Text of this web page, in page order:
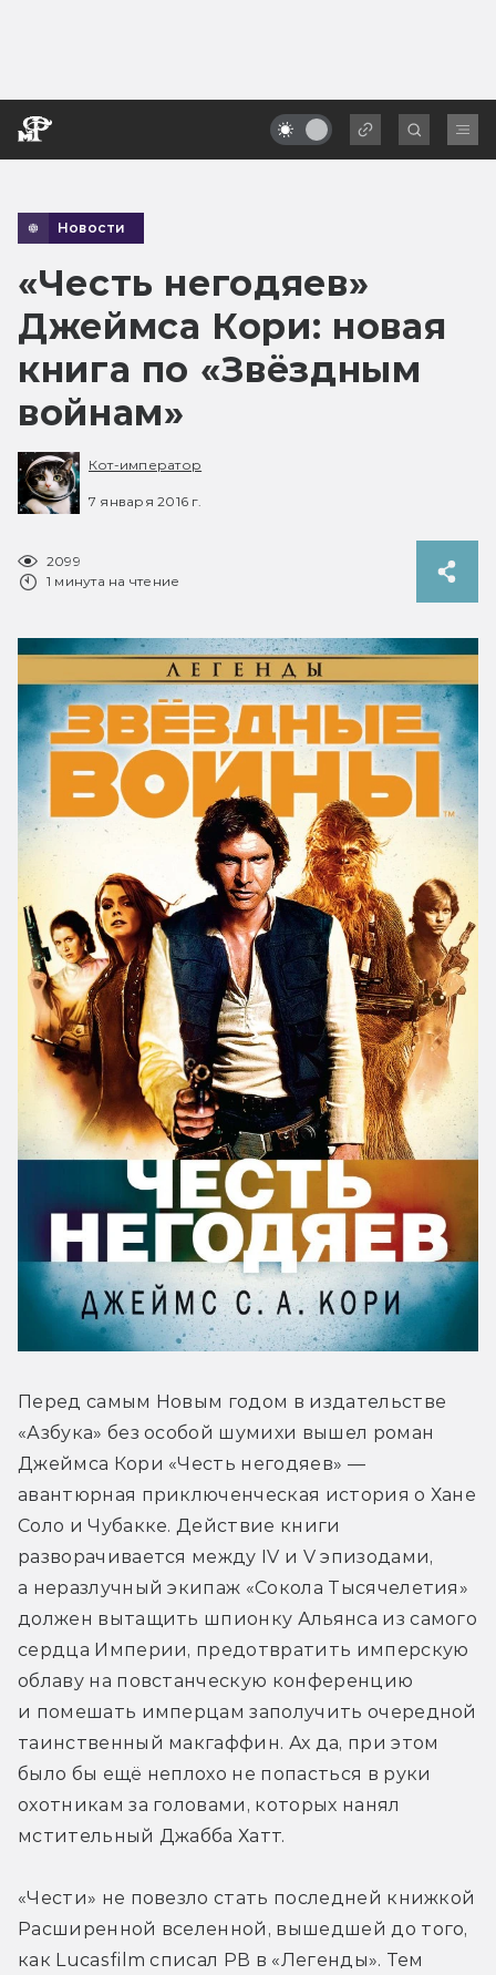
Новости
«Честь негодяев»
Джеймса Кори: новая
книга по «Звёздным
войнам»
Кот-император
7 января 2016 г.
2099
1 минута на чтение
Перед самым Новым годом в издательстве
«Азбука» без особой шумихи вышел роман
Джеймса Кори «Честь негодяев» —
авантюрная приключенческая история о Хане
Соло и Чубакке. Действие книги
разворачивается между IV и V эпизодами,
а неразлучный экипаж «Сокола Тысячелетия»
должен вытащить шпионку Альянса из самого
сердца Империи, предотвратить имперскую
облаву на повстанческую конференцию
и помешать имперцам заполучить очередной
таинственный макгаффин. Ах да, при этом
было бы ещё неплохо не попасться в руки
охотникам за головами, которых нанял
мстительный Джабба Хатт.
«Чести» не повезло стать последней книжкой
Расширенной вселенной, вышедшей до того,
как Lucasfilm списал РВ в «Легенды». Тем